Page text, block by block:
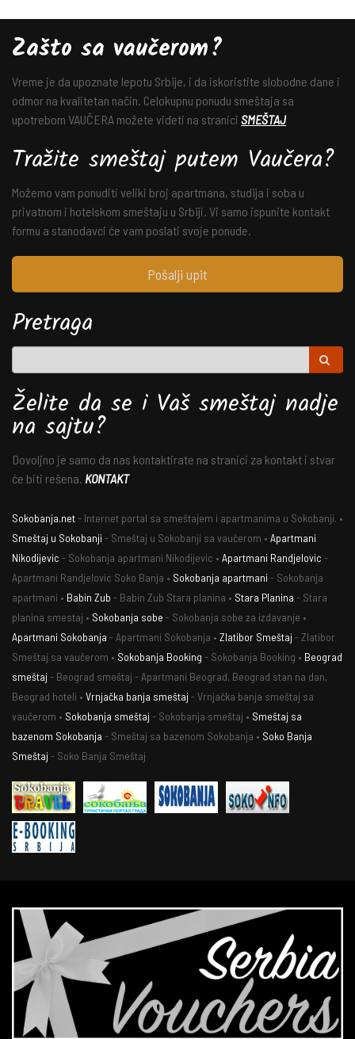
Zašto sa vaučerom?
Vreme je da upoznate lepotu Srbije, i da iskoristite slobodne dane i
odmor na kvalitetan način. Celokupnu ponudu smeštaja sa
upotrebom VAUČERA možete videti na stranici SMEŠTAJ
Tražite smeštaj putem Vaučera?
Možemo vam ponuditi veliki broj apartmana, studija i soba u
privatnom i hotelskom smeštaju u Srbiji. Vi samo ispunite kontakt
formu a stanodavci će vam poslati svoje ponude.
Pošalji upit
Pretraga
Želite da se i Vaš smeštaj nadje
na sajtu?
Dovoljno je samo da nas kontaktirate na stranici za kontakt i stvar
će biti rešena. KONTAKT
Sokobanja.net- Internet portal sa smeštajem i apartmanima u Sokobanji. •
Smeštaj u Sokobanji - Smeštaj u Sokobanji sa vaučerom • Apartmani
Nikodijevic - Sokobanja apartmani Nikodijevic • Apartmani Randjelovic -
Apartmani Randjelovic Soko Banja • Sokobanja apartmani - Sokobanja
apartmani • Babin Zub - Babin Zub Stara planina • Stara Planina - Stara
planina smestaj • Sokobanja sobe - Sokobanja sobe za izdavanje •
Apartmani Sokobanja - Apartmani Sokobanja • Zlatibor Smeštaj - Zlatibor
Smeštaj sa vaučerom • Sokobanja Booking - Sokobanja Booking • Beograd
smeštaj - Beograd smeštaj - Apartmani Beograd, Beograd stan na dan,
Beograd hoteli • Vrnjačka banja smeštaj - Vrnjačka banja smeštaj sa
vaučerom • Sokobanja smeštaj - Sokobanja smeštaj • Smeštaj sa
bazenom Sokobanja - Smeštaj sa bazenom Sokobanja • Soko Banja
Smeštaj - Soko Banja Smeštaj